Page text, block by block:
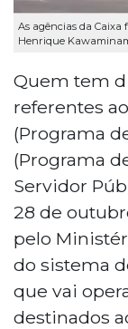
As agências da Caixa
Henrique
Quem tem
referentes
(Programa
(Programa
Servidor
28 de
pelo
do sistema
que vai
destinados